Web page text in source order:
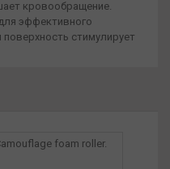
кровообращение.
эффективного
стимулирует
восстановлению